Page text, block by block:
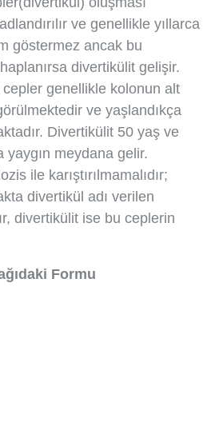
ve genellikle yıllarca
göstermez ancak bu
divertikülit gelişir.
cepler genellikle kolonun alt
ve yaşlandıkça
Divertikülit 50 yaş ve
meydana gelir.
ile karıştırılmamalıdır;
divertikül adı verilen
divertikülit ise bu ceplerin
Formu